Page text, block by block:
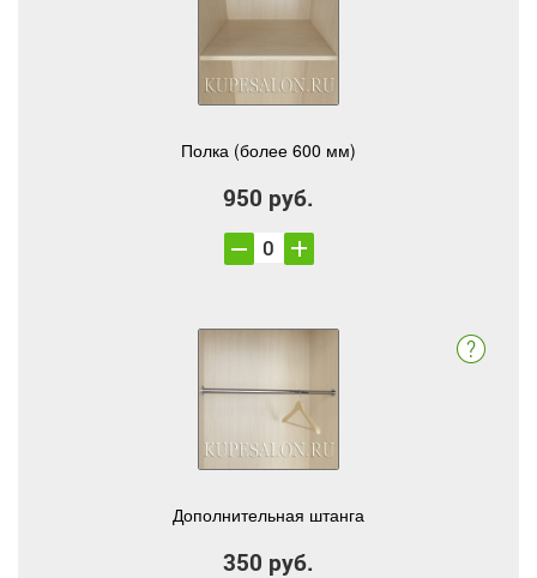
Полка (более 600 мм)
950 руб.
Дополнительная штанга
350 руб.